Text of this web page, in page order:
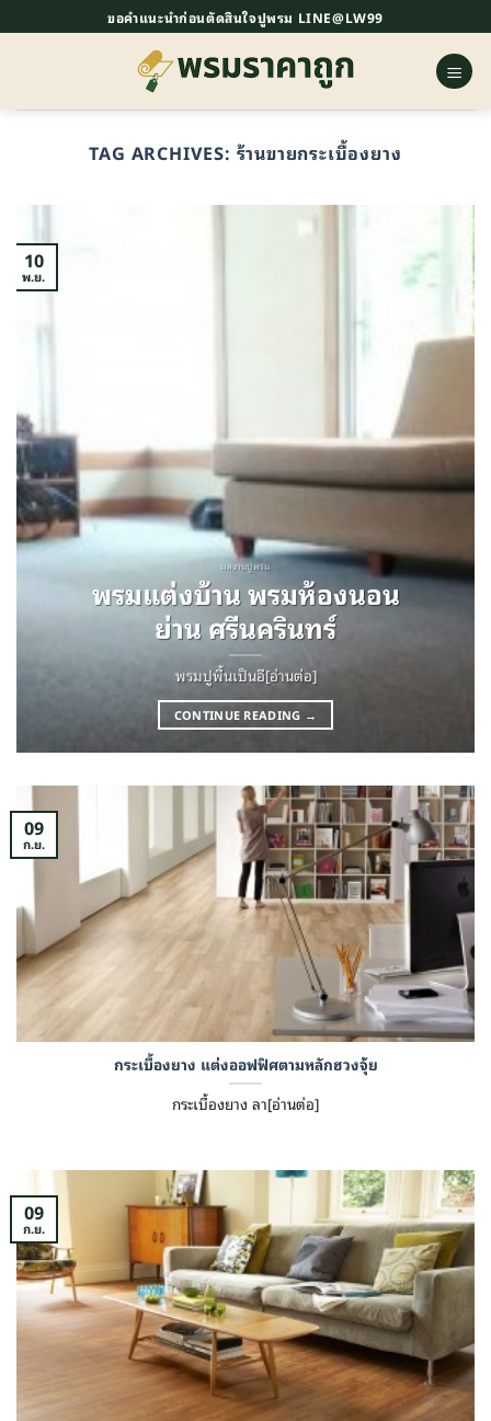
ไป
ขอคำแนะนำก่อนตัดสินใจปูพรม LINE@LW99
TAG ARCHIVES: ร้านขายกระเบื้องยาง
ผลงานปูพรม
พรมแต่งบ้าน พรมห้องนอน
ย่าน ศรีนครินทร์
พรมปูพื้นเป็นอี[อ่านต่อ]
CONTINUE READING →
10
พ.ย.
กระเบื้องยาง แต่งออฟฟิศตามหลักฮวงจุ้ย
กระเบื้องยาง ลา[อ่านต่อ]
09
ก.ย.
09
ก.ย.